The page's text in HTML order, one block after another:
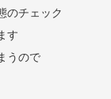
のチェック
す
うので